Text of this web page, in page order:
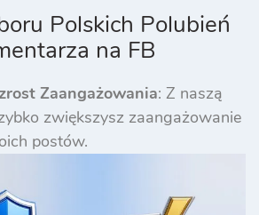
Polskich Polubień
na FB
Zaangażowania: Z naszą
zwiększysz zaangażowanie
postów.